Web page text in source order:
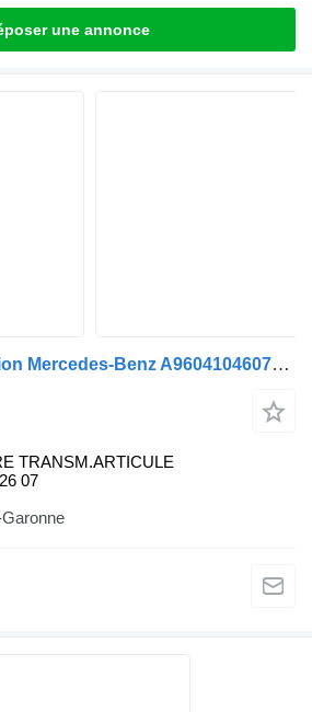
une annonce
Arbre de transmission Mercedes-Benz A960410460780 pour camion
TRANSM.ARTICULE
07